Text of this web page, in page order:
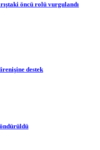
öncü rolü vurgulandı
destek